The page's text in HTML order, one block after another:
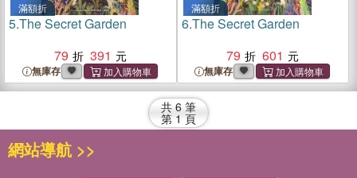
滿額折
5.The Secret Garden
79
391
無庫存
滿額折
6.The Secret Garden
79
601
無庫存
共 6 筆
第 1 頁
網站導航 >>